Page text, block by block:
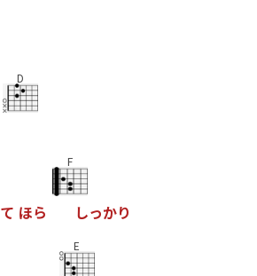
D
て ほら
F
しっかり
E